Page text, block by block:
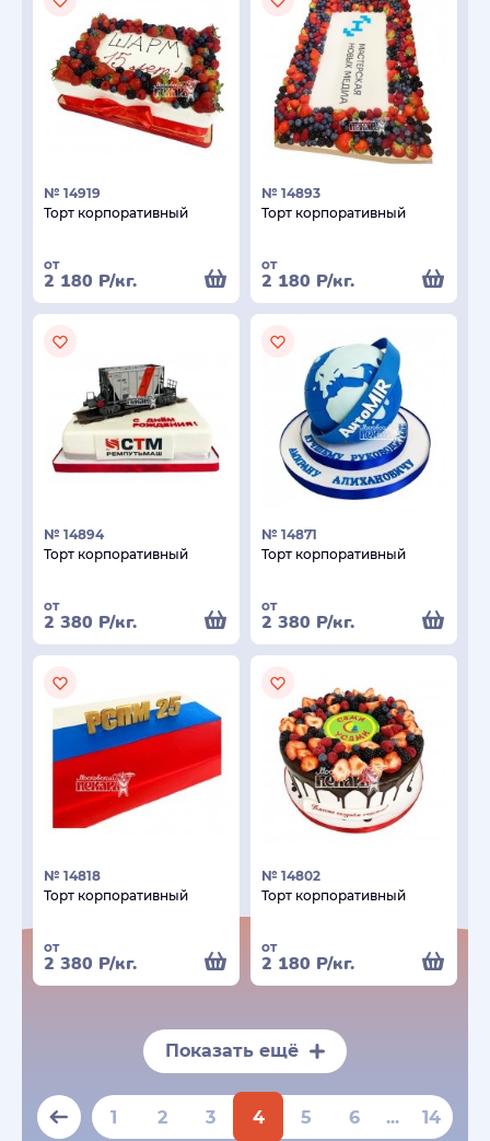
№ 14919
Торт корпоративный
от
2 180 Р/кг.
№ 14893
Торт корпоративный
от
2 180 Р/кг.
№ 14894
Торт корпоративный
от
2 380 Р/кг.
№ 14871
Торт корпоративный
от
2 380 Р/кг.
№ 14818
Торт корпоративный
от
2 380 Р/кг.
№ 14802
Торт корпоративный
от
2 180 Р/кг.
Показать ещё
1 2 3 4 5 6 ... 14